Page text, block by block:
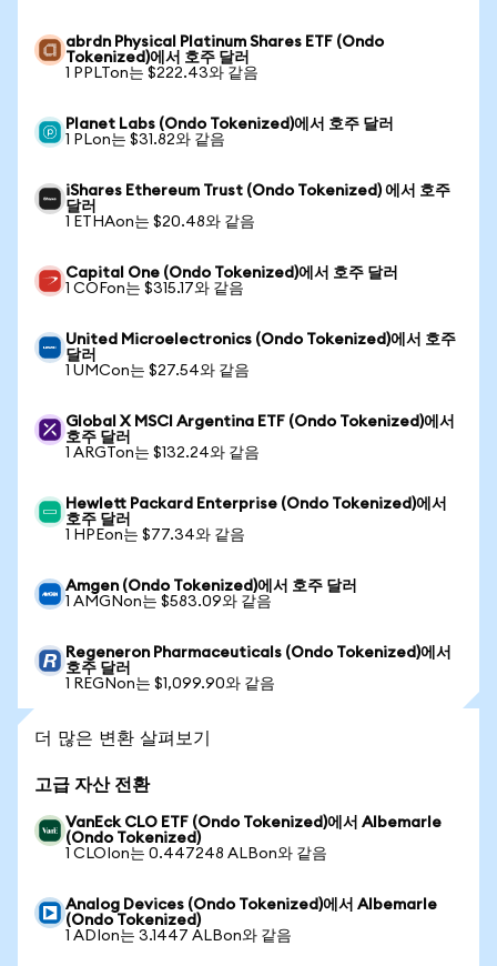
abrdn Physical Platinum Shares ETF (Ondo
Tokenized)에서 호주 달러
1 PPLTon는 $222.43와 같음
Planet Labs (Ondo Tokenized)에서 호주 달러
1 PLon는 $31.82와 같음
iShares Ethereum Trust (Ondo Tokenized) 에서 호주
달러
1 ETHAon는 $20.48와 같음
Capital One (Ondo Tokenized)에서 호주 달러
1 COFon는 $315.17와 같음
United Microelectronics (Ondo Tokenized)에서 호주
달러
1 UMCon는 $27.54와 같음
Global X MSCI Argentina ETF (Ondo Tokenized)에서
호주 달러
1 ARGTon는 $132.24와 같음
Hewlett Packard Enterprise (Ondo Tokenized)에서
호주 달러
1 HPEon는 $77.34와 같음
Amgen (Ondo Tokenized)에서 호주 달러
1 AMGNon는 $583.09와 같음
Regeneron Pharmaceuticals (Ondo Tokenized)에서
호주 달러
1 REGNon는 $1,099.90와 같음
더 많은 변환 살펴보기
고급 자산 전환
VanEck CLO ETF (Ondo Tokenized)에서 Albemarle
(Ondo Tokenized)
1 CLOIon는 0.447248 ALBon와 같음
Analog Devices (Ondo Tokenized)에서 Albemarle
(Ondo Tokenized)
1 ADIon는 3.1447 ALBon와 같음